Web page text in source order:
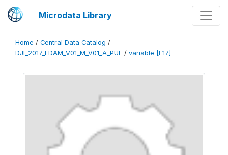
Microdata Library
Home / Central Data Catalog /
DJI_2017_EDAM_V01_M_V01_A_PUF / variable [F17]